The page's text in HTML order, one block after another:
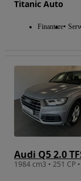
Titanic Auto
Finantare
Audi Q5 2.0
1984 cm3 • 251 CP